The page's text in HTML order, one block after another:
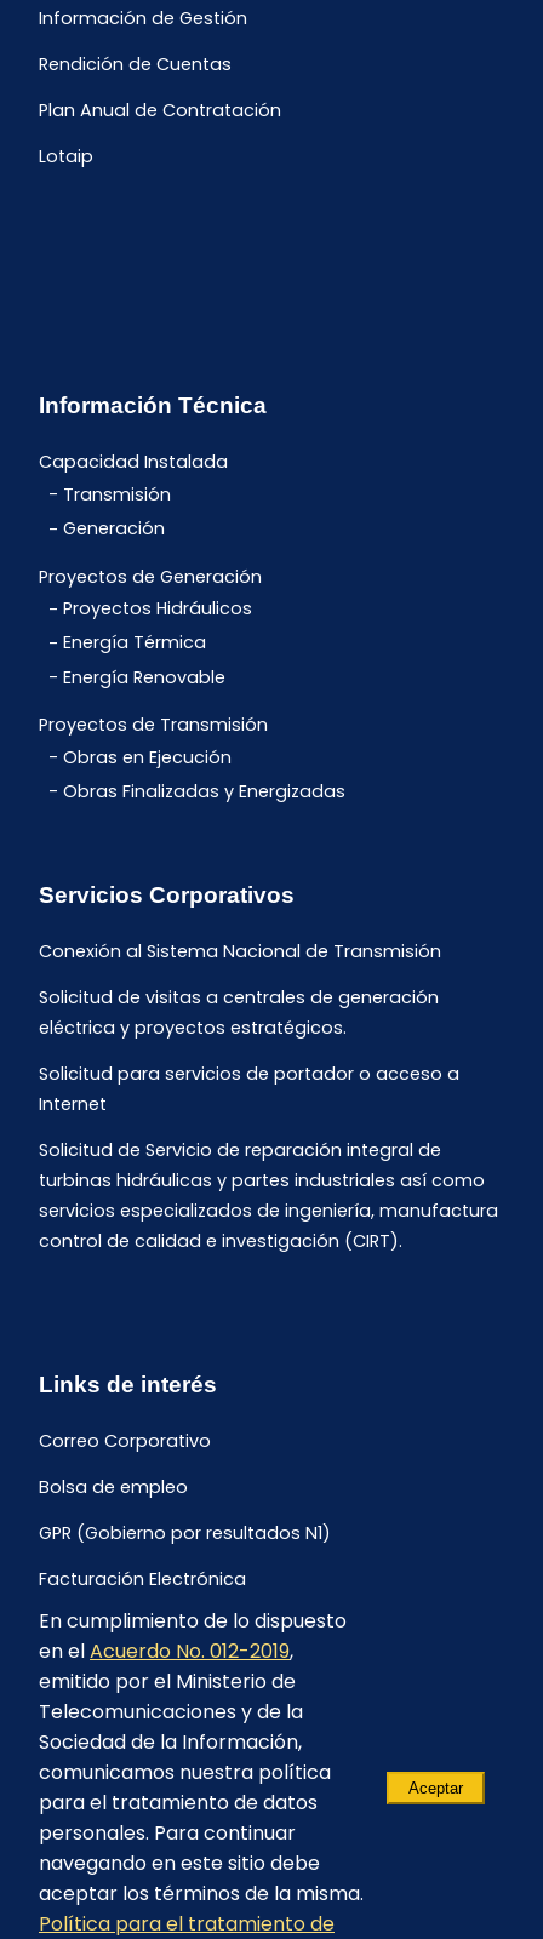
Información de Gestión
Rendición de Cuentas
Plan Anual de Contratación
Lotaip
Información Técnica
Capacidad Instalada
Transmisión
Generación
Proyectos de Generación
Proyectos Hidráulicos
Energía Térmica
Energía Renovable
Proyectos de Transmisión
Obras en Ejecución
Obras Finalizadas y Energizadas
Servicios Corporativos
Conexión al Sistema Nacional de Transmisión
Solicitud de visitas a centrales de generación
eléctrica y proyectos estratégicos.
Solicitud para servicios de portador o acceso a
Internet
Solicitud de Servicio de reparación integral de
turbinas hidráulicas y partes industriales así como
servicios especializados de ingeniería, manufactura
control de calidad e investigación (CIRT).
Links de interés
Correo Corporativo
Bolsa de empleo
GPR (Gobierno por resultados N1)
Facturación Electrónica
Archivo Histórico de Facturación
Portal Ambiental y Social
Proyecto Geotérmico Chachimbiro
Contratación consultoría mediante “Lista Corta”
Reglamento de Procesos Asociativos
© 2023 - CELEC EP - Todos los derechos
En cumplimiento de lo dispuesto
en elAcuerdo No. 012-2019,
emitido por el Ministerio de
Telecomunicaciones y de la
Sociedad de la Información,
comunicamos nuestra política
para el tratamiento de datos
personales. Para continuar
navegando en este sitio debe
aceptar los términos de la misma.
Política para el tratamiento de
Aceptar